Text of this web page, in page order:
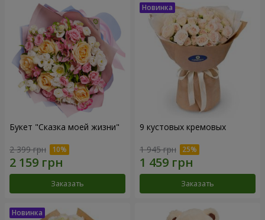
Букет "Сказка моей жизни"
2 399 грн
Заказать
9 кустовых кремовых
1 945 грн
Заказать